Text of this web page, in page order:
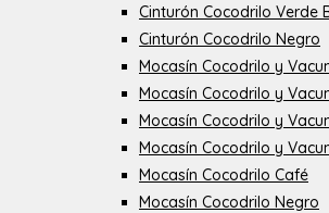
Cinturón Cocodrilo Verde
Cinturón Cocodrilo Negro
Mocasín Cocodrilo y
Mocasín Cocodrilo y
Mocasín Cocodrilo y
Mocasín Cocodrilo y
Mocasín Cocodrilo Café
Mocasín Cocodrilo Negro